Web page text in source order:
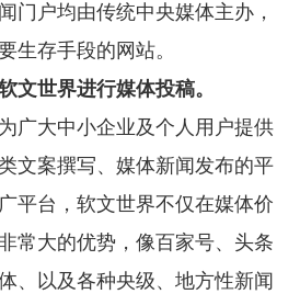
户均由传统中央媒体主办，
生存手段的网站。
文世界进行媒体投稿。
大中小企业及个人用户提供
文案撰写、媒体新闻发布的平
平台，软文世界不仅在媒体价
常大的优势，像百家号、头条
、以及各种央级、地方性新闻